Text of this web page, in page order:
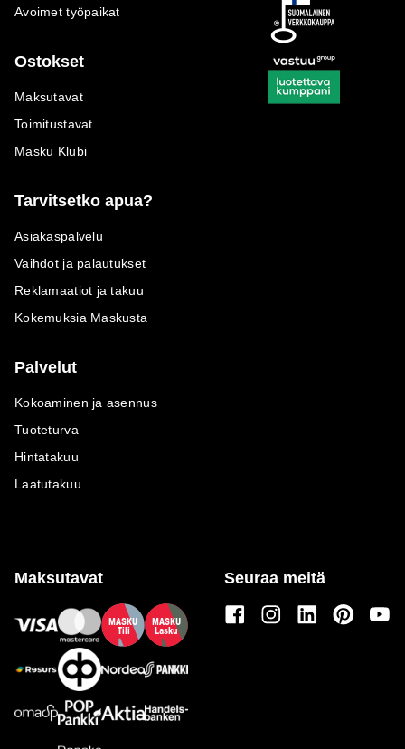
Avoimet työpaikat
Ostokset
Maksutavat
Toimitustavat
Masku Klubi
Tarvitsetko apua?
Asiakaspalvelu
Vaihdot ja palautukset
Reklamaatiot ja takuu
Kokemuksia Maskusta
Palvelut
Kokoaminen ja asennus
Tuoteturva
Hintatakuu
Laatutakuu
Maksutavat
MASKU
Tili
MASKU
Lasku
Seuraa meitä